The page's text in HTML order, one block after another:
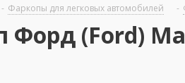
- Фаркопы для легковых автомобилей -
Форд (Ford)